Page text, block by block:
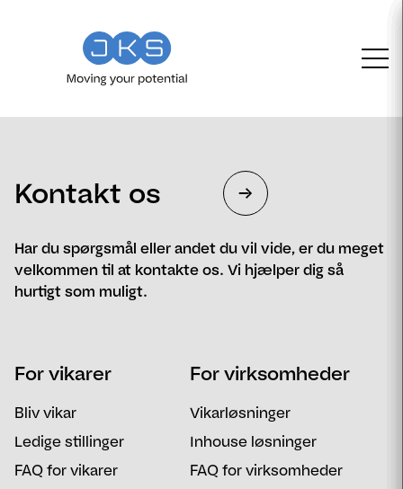
Kontakt os
Har du spørgsmål eller andet du vil vide, er du meget
velkommen til at kontakte os. Vi hjælper dig så
hurtigt som muligt.
Email Postnummer
Besked
For vikarer
Bliv vikar
Ledige stillinger
FAQ for vikarer
For virksomheder
Vikarløsninger
Inhouse løsninger
FAQ for virksomheder